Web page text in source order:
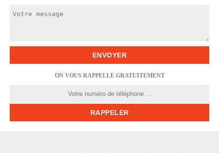
ON VOUS RAPPELLE GRATUITEMENT